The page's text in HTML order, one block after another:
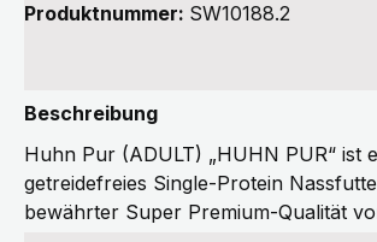
Produktnummer: SW10188.2
Beschreibung
Huhn Pur (ADULT) „HUHN PUR“ ist
getreidefreies Single-Protein
bewährter Super Premium-Qualität